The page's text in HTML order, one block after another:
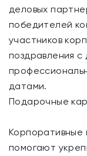
деловых
победителей
участников
поздравления
датами.
Подарочные
помогают